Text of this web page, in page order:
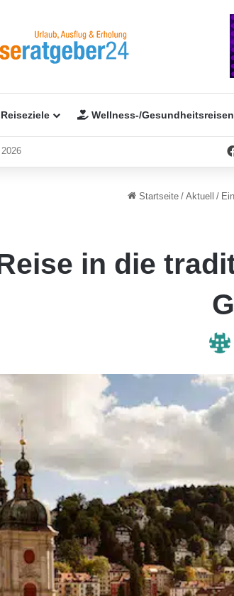
Wellness-/Gesundheitsreisen
Startseite / Aktuell /
in die